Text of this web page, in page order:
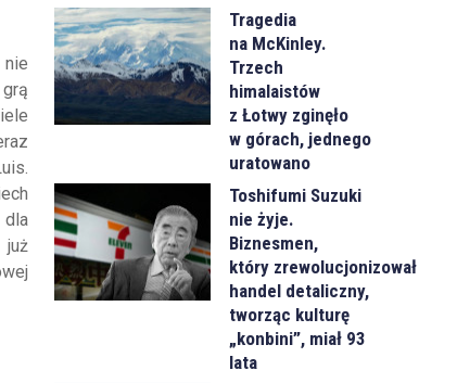
dla
już
Tragedia
na McKinley.
Trzech
himalaistów
z Łotwy zginęło
w górach, jednego
uratowano
Toshifumi Suzuki
nie żyje.
Biznesmen,
który zrewolucjonizował
handel detaliczny,
tworząc kulturę
„konbini”, miał 93
lata